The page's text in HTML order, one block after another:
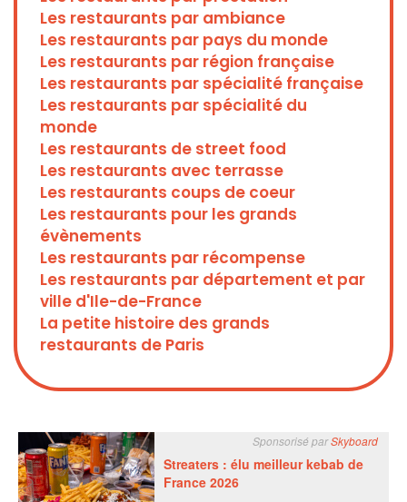
Les restaurants par ambiance
Les restaurants par pays du monde
Les restaurants par région française
Les restaurants par spécialité française
Les restaurants par spécialité du
monde
Les restaurants de street food
Les restaurants avec terrasse
Les restaurants coups de coeur
Les restaurants pour les grands
évènements
Les restaurants par récompense
Les restaurants par département et par
ville d'Ile-de-France
La petite histoire des grands
restaurants de Paris